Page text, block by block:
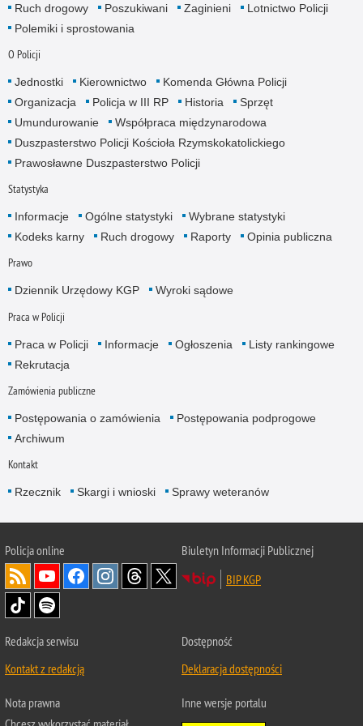
Ruch drogowy
Poszukiwani Zaginieni
Lotnictwo Policji
Polemiki i sprostowania
O Policji
Jednostki Kierownictwo
Komenda Główna Policji
Organizacja
Policja w III RP Historia
Sprzęt
Umundurowanie
Współpraca międzynarodowa
Duszpasterstwo Policji Kościoła Rzymskokatolickiego
Prawosławne Duszpasterstwo Policji
Statystyka
Informacje Ogólne statystyki
Wybrane statystyki
Kodeks karny
Ruch drogowy Raporty Opinia publiczna
Prawo
Dziennik Urzędowy KGP Wyroki sądowe
Praca w Policji
Praca w Policji Informacje Ogłoszenia
Listy rankingowe
Rekrutacja
Zamówienia publiczne
Postępowania o zamówienia
Postępowania podprogowe
Archiwum
Kontakt
Rzecznik Skargi i wnioski Sprawy weteranów
Policjaonline
Biuletyn Informacji Publicznej
BIP KGP
Redakcja serwisu
Kontakt z redakcją
Dostępność
Deklaracja dostępności
Nota prawna
Inne wersje portalu